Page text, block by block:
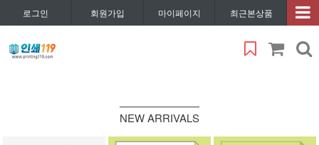
로그인 회원가입 마이페이지 최근본상품
NEW ARRIVALS